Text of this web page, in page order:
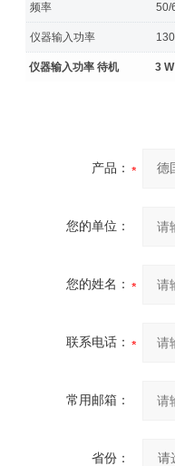
频率 50/
仪器输入功率
仪器输入功率 待机 3 W
产品：
您的单位：
您的姓名：
联系电话：
常用邮箱：
省份：